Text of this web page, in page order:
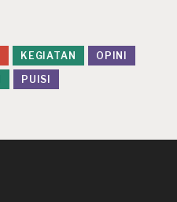
KEGIATAN
OPINI
PUISI